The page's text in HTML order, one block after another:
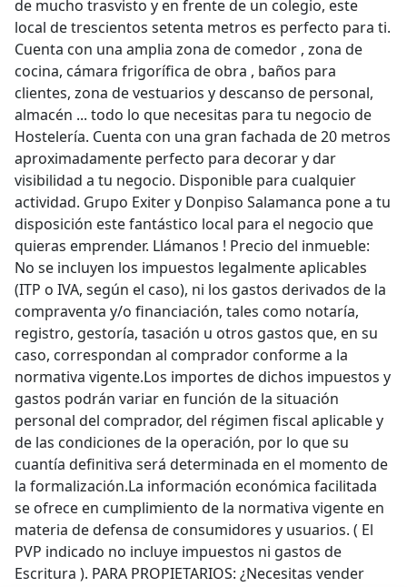
de mucho trasvisto y en frente de un colegio, este
local de trescientos setenta metros es perfecto para ti.
Cuenta con una amplia zona de comedor , zona de
cocina, cámara frigorífica de obra , baños para
clientes, zona de vestuarios y descanso de personal,
almacén ... todo lo que necesitas para tu negocio de
Hostelería. Cuenta con una gran fachada de 20 metros
aproximadamente perfecto para decorar y dar
visibilidad a tu negocio. Disponible para cualquier
actividad. Grupo Exiter y Donpiso Salamanca pone a tu
disposición este fantástico local para el negocio que
quieras emprender. Llámanos ! Precio del inmueble:
No se incluyen los impuestos legalmente aplicables
(ITP o IVA, según el caso), ni los gastos derivados de la
compraventa y/o financiación, tales como notaría,
registro, gestoría, tasación u otros gastos que, en su
caso, correspondan al comprador conforme a la
normativa vigente.Los importes de dichos impuestos y
gastos podrán variar en función de la situación
personal del comprador, del régimen fiscal aplicable y
de las condiciones de la operación, por lo que su
cuantía definitiva será determinada en el momento de
la formalización.La información económica facilitada
se ofrece en cumplimiento de la normativa vigente en
materia de defensa de consumidores y usuarios. ( El
PVP indicado no incluye impuestos ni gastos de
Escritura ). PARA PROPIETARIOS: ¿Necesitas vender